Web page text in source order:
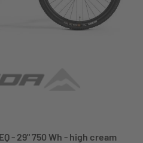
- 29" 750 Wh - high cream